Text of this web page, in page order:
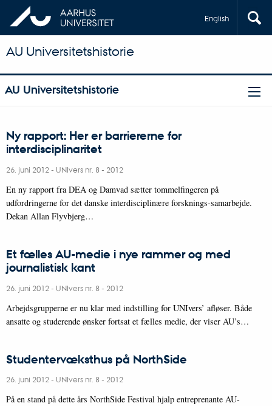
English
AU Universitetshistorie
AU Universitetshistorie
Ny rapport: Her er barriererne for
interdisciplinaritet
26. juni 2012- UNIvers nr. 8 - 2012
En ny rapport fra DEA og Damvad sætter tommelfingeren på
udfordringerne for det danske interdisciplinære forsknings-samarbejde.
Dekan Allan Flyvbjerg…
Et fælles AU-medie i nye rammer og med
journalistisk kant
26. juni 2012- UNIvers nr. 8 - 2012
Arbejdsgrupperne er nu klar med indstilling for UNIvers’ afløser. Både
ansatte og studerende ønsker fortsat et fælles medie, der viser AU’s…
Studentervæksthus på NorthSide
26. juni 2012- UNIvers nr. 8 - 2012
På en stand på dette års NorthSide Festival hjalp entreprenante AU-